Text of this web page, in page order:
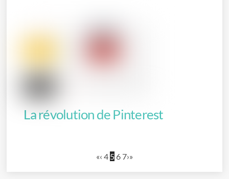
La révolution de Pinterest
«‹ 4 5 6 7›»